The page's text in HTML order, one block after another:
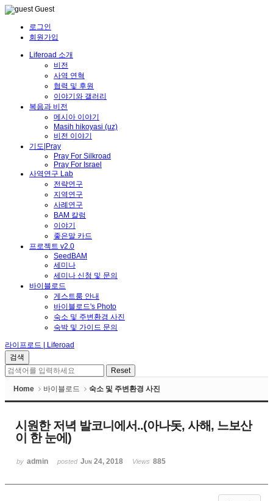
Guest
로그인
회원가입
Liferoad 소개
비전
사역 연혁
협력 및 후원
이야기와 갤러리
복음과 비전
메시아 이야기
Masih hikoyasi (uz)
비전 이야기
기도|Pray
Pray For Silkroad
Pray For Israel
사역연구 Lab
전략연구
지역연구
사례연구
BAM 칼럼
이야기
좋은말 카드
프로젝트 v2.0
SeedBAM
세미나
세미나 신청 및 문의
바이블로드
게스트룸 안내
바이블로드's Photo
숙소 및 주변환경 사진
숙박 및 가이드 문의
라이프로드 | Liferoad
Home 바이블로드 숙소 및 주변환경 사진
시원한 저녁 발코니에서..(아나돗, 사해, 느보산
이 한 눈에)
by admin posted Jun 24, 2018 Views 885